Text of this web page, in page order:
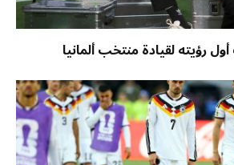
رؤيته لقيادة منتخب ألمانيا